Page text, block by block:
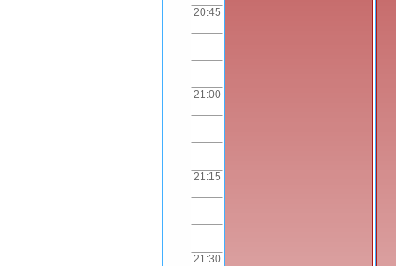
20:45
21:00
21:15
21:30